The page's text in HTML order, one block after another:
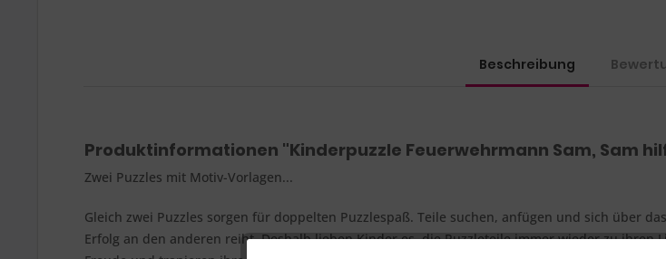
Beschreibung
Produktinformationen "Kinderpuzzle Feuerwehrmann Sam, Sam
Zwei Puzzles mit Motiv-Vorlagen...
Gleich zwei Puzzles sorgen für doppelten Puzzlespaß. Teile suchen, anfügen und sich über
Erfolg an den anderen reiht. Deshalb lieben Kinder es, die Puzzleteile immer wieder zu